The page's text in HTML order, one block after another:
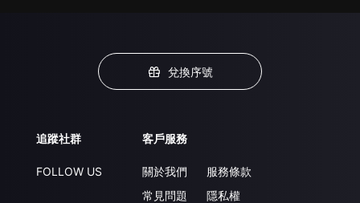
兌換序號
追蹤社群
FOLLOW US
客戶服務
關於我們
常見問題
服務條款
隱私權